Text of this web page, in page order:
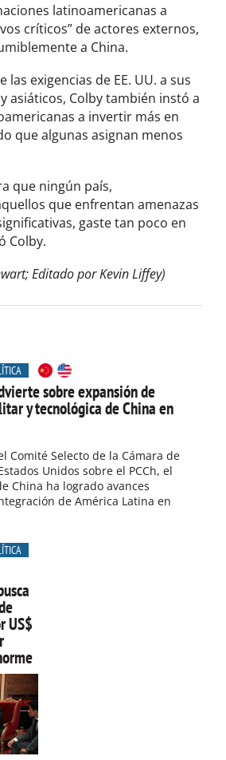
latinoamericanas a
críticos” de actores externos,
a China.
las exigencias de EE. UU. a sus
asiáticos, Colby también instó a
a invertir más en
que algunas asignan menos
que ningún país,
que enfrentan amenazas
gaste tan poco en
Colby.
Editado por Kevin Liffey)
sobre expansión de
y tecnológica de China en
Comité Selecto de la Cámara de
Unidos sobre el PCCh, el
China ha logrado avances
de América Latina en
US$